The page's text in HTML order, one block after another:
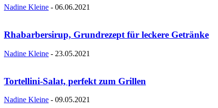
Nadine Kleine - 06.06.2021
Rhabarbersirup, Grundrezept für leckere Getränke
Nadine Kleine - 23.05.2021
Tortellini-Salat, perfekt zum Grillen
Nadine Kleine - 09.05.2021